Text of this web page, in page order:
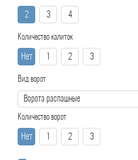
2 3 4
Количество калиток
Нет 1 2 3
Вид ворот
Количество ворот
Нет 1 2 3